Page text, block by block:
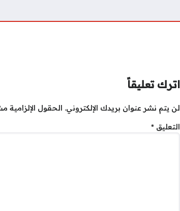
اترك تعليقاً
لن يتم نشر عنوان بريدك الإلكتروني. الحقول الإلزامية
التعليق *